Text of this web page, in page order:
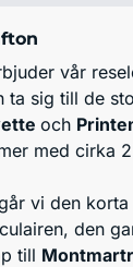
vår
ta sig till de
och
med cirka
vi den
den
till